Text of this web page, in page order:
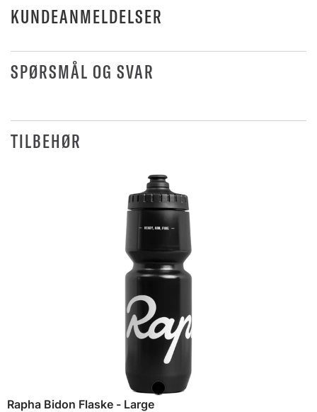
KUNDEANMELDELSER
SPØRSMÅL OG SVAR
TILBEHØR
Rapha Bidon Flaske - Large